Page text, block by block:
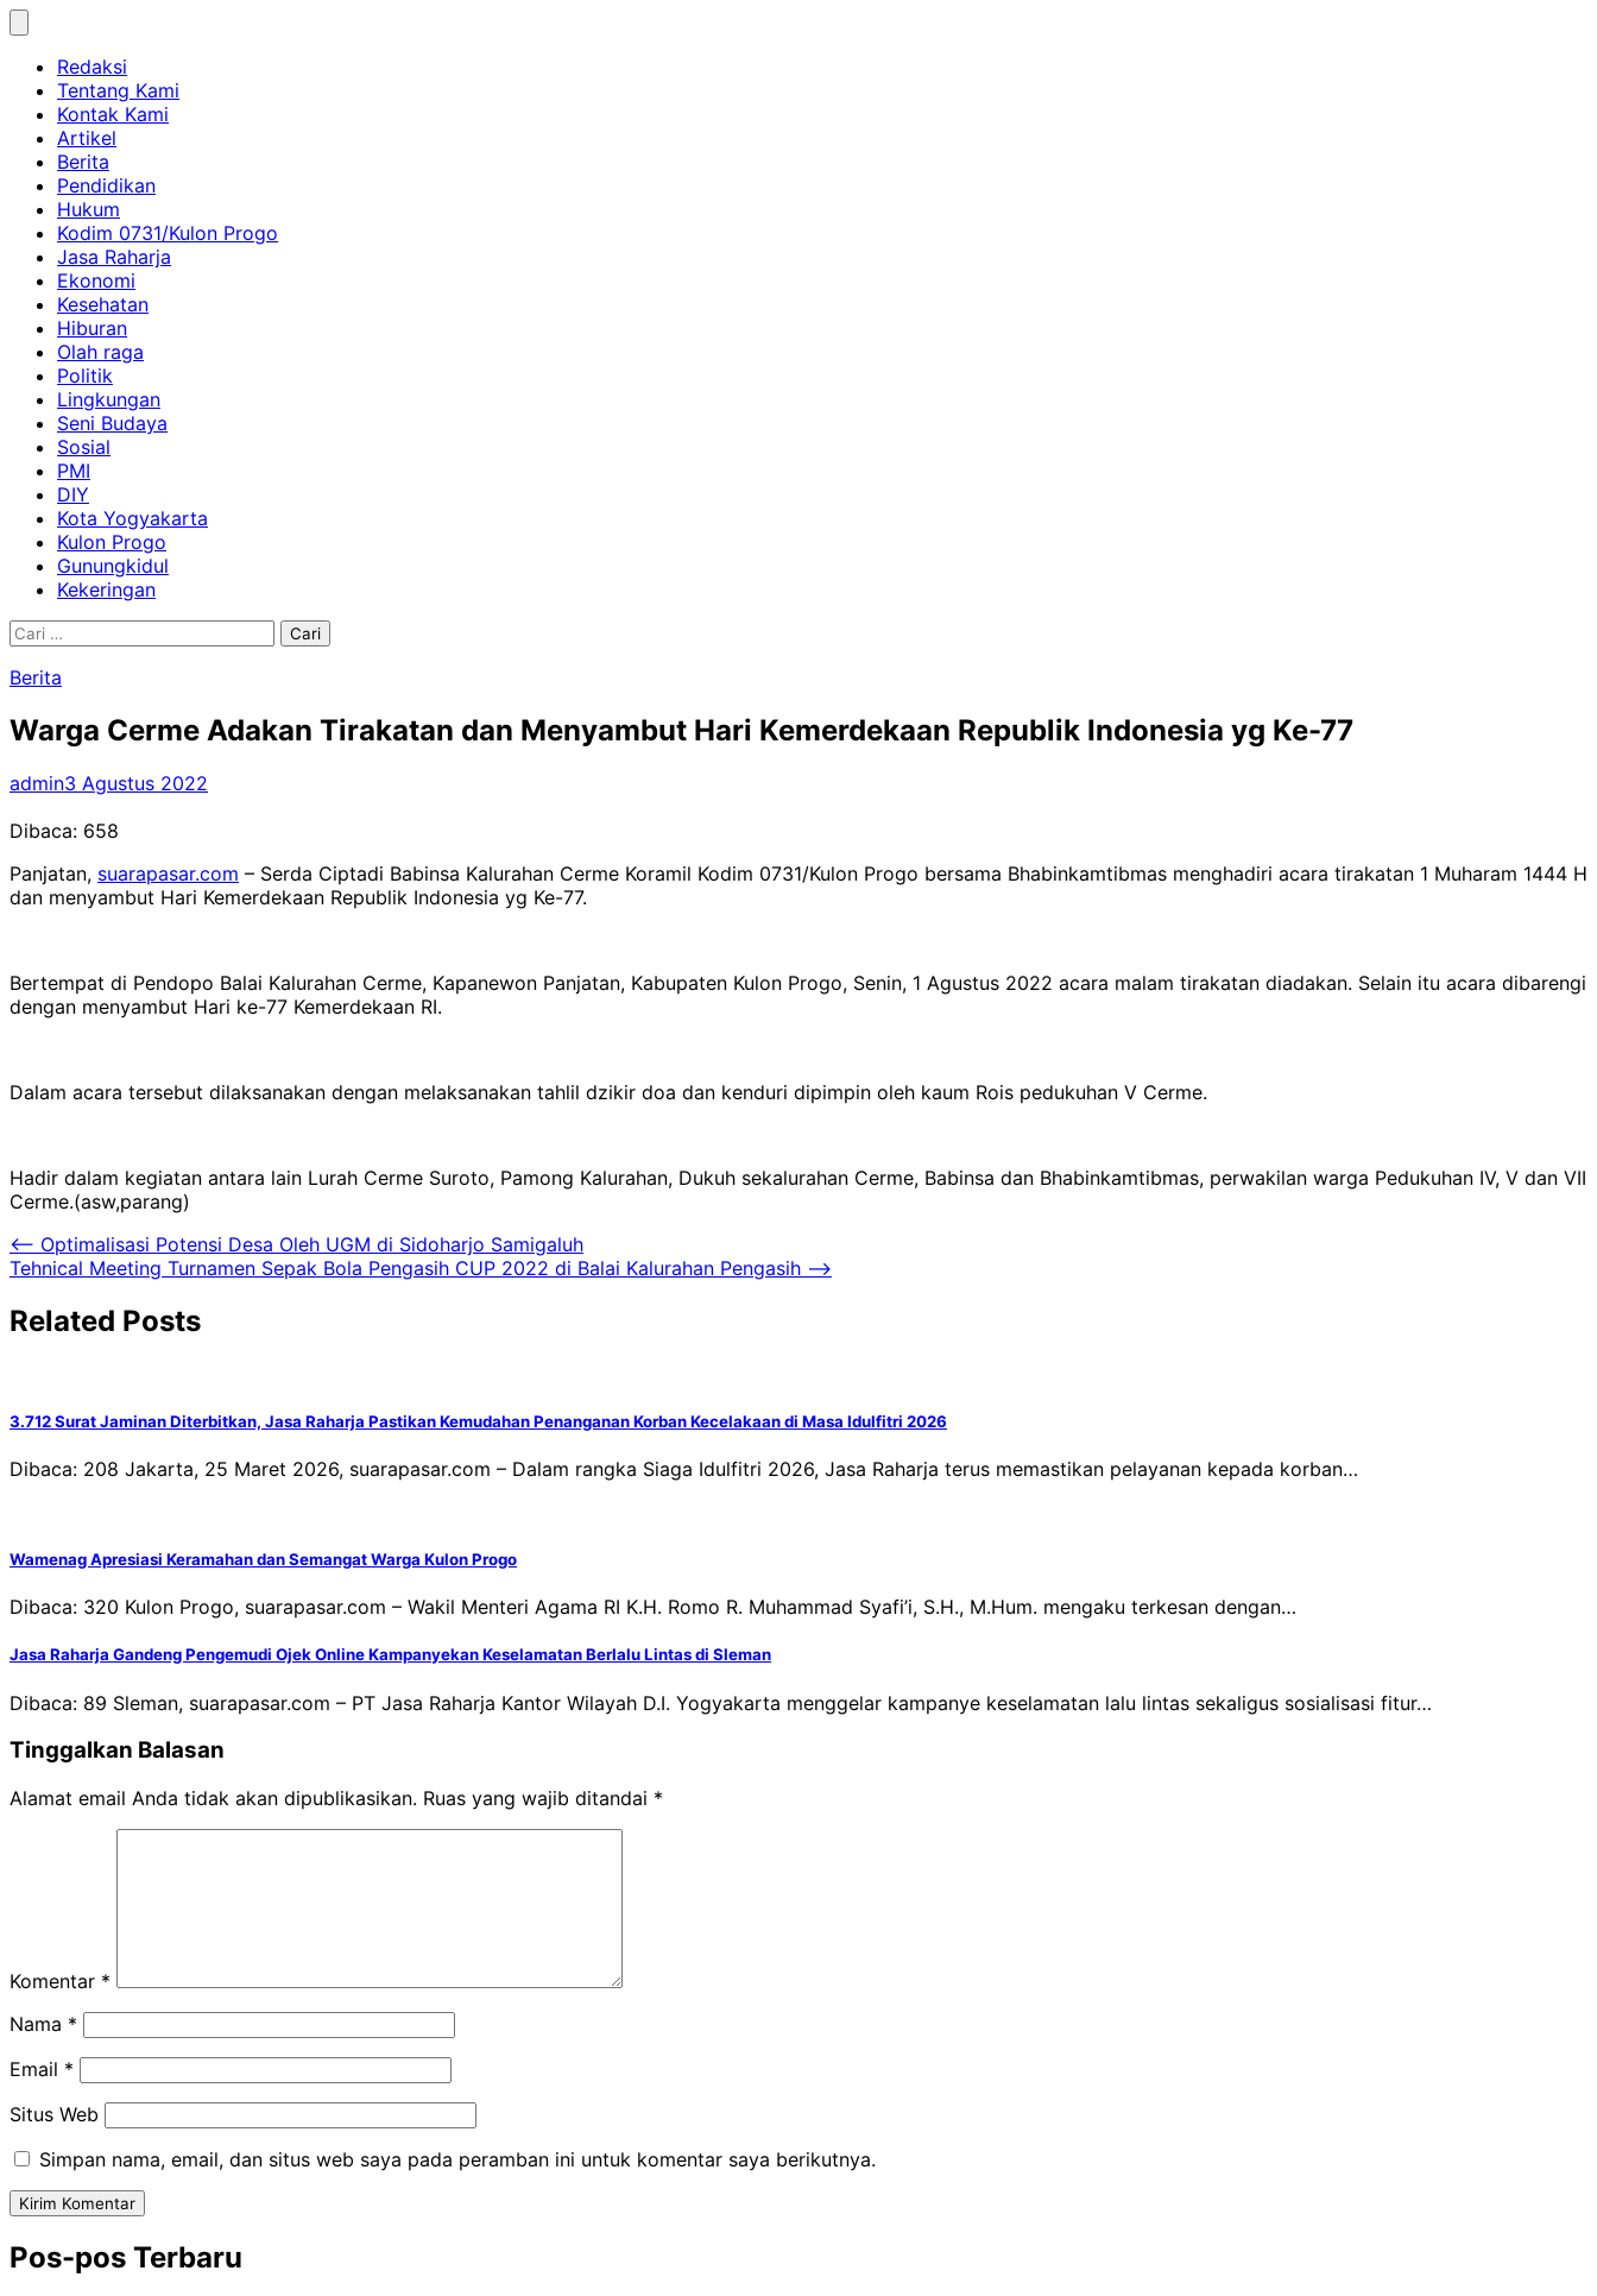
Skip
contentRedaksi
Tentang Kami
Kontak Kami
Artikel
Berita
Pendidikan
Hukum
Kodim 0731/Kulon Progo
Jasa Raharja
Ekonomi
Kesehatan
Hiburan
Olah raga
Politik
Lingkungan
Seni Budaya
Sosial
PMI
DIY
Kota Yogyakarta
Kulon Progo
Gunungkidul
Kekeringan
Cari
Berita
Warga Cerme Adakan Tirakatan dan Menyambut Hari Kemerdekaan Republik Indonesia yg Ke-77
admin3 Agustus 2022
Dibaca: 658
Panjatan, suarapasar.com – Serda Ciptadi Babinsa Kalurahan Cerme Koramil Kodim 0731/Kulon Progo bersama Bhabinkamtibmas menghadiri acara tirakatan 1 Muharam 1444 H
dan menyambut Hari Kemerdekaan Republik Indonesia yg Ke-77.
Bertempat di Pendopo Balai Kalurahan Cerme, Kapanewon Panjatan, Kabupaten Kulon Progo, Senin, 1 Agustus 2022 acara malam tirakatan diadakan. Selain itu acara dibarengi
dengan menyambut Hari ke-77 Kemerdekaan RI.
Dalam acara tersebut dilaksanakan dengan melaksanakan tahlil dzikir doa dan kenduri dipimpin oleh kaum Rois pedukuhan V Cerme.
Hadir dalam kegiatan antara lain Lurah Cerme Suroto, Pamong Kalurahan, Dukuh sekalurahan Cerme, Babinsa dan Bhabinkamtibmas, perwakilan warga Pedukuhan IV, V dan VII
Cerme.(asw,parang)
Navigasi
pos
⟵ Optimalisasi Potensi Desa Oleh UGM di Sidoharjo Samigaluh
Tehnical Meeting Turnamen Sepak Bola Pengasih CUP 2022 di Balai Kalurahan Pengasih ⟶
Related Posts
3.712 Surat Jaminan Diterbitkan, Jasa Raharja Pastikan Kemudahan Penanganan Korban Kecelakaan di Masa Idulfitri 2026
Dibaca: 208 Jakarta, 25 Maret 2026, suarapasar.com – Dalam rangka Siaga Idulfitri 2026, Jasa Raharja terus memastikan pelayanan kepada korban…
Wamenag Apresiasi Keramahan dan Semangat Warga Kulon Progo
Dibaca: 320 Kulon Progo, suarapasar.com – Wakil Menteri Agama RI K.H. Romo R. Muhammad Syafi’i, S.H., M.Hum. mengaku terkesan dengan…
Jasa Raharja Gandeng Pengemudi Ojek Online Kampanyekan Keselamatan Berlalu Lintas di Sleman
Dibaca: 89 Sleman, suarapasar.com – PT Jasa Raharja Kantor Wilayah D.I. Yogyakarta menggelar kampanye keselamatan lalu lintas sekaligus sosialisasi fitur…
Tinggalkan Balasan
Alamat email Anda tidak akan dipublikasikan. Ruas yang wajib ditandai *
Komentar *
Nama *
Email *
Situs Web
Simpan nama, email, dan situs web saya pada peramban ini untuk komentar saya berikutnya.
Pos-pos Terbaru